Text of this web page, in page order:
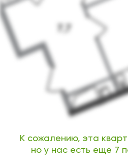
К сожалению, эта
но у нас есть еще 7